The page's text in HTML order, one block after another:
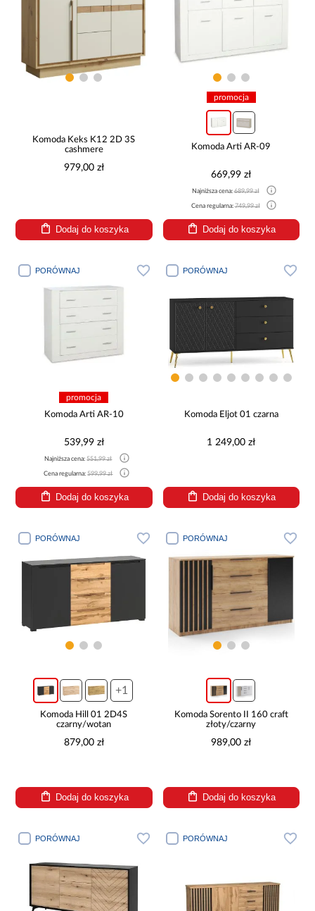
Komoda Keks K12 2D 3S
cashmere
979,00 zł
Dodaj do koszyka
promocja
Komoda Arti AR-09
669,99 zł
Najniższa cena:689,99 zł
Cena regularna:749,99 zł
Dodaj do koszyka
PORÓWNAJ
promocja
Komoda Arti AR-10
539,99 zł
Najniższa cena:551,99 zł
Cena regularna:599,99 zł
Dodaj do koszyka
PORÓWNAJ
Komoda Eljot 01 czarna
1 249,00 zł
Dodaj do koszyka
PORÓWNAJ
+1
Komoda Hill 01 2D4S
czarny/wotan
879,00 zł
Dodaj do koszyka
PORÓWNAJ
Komoda Sorento II 160 craft
złoty/czarny
989,00 zł
Dodaj do koszyka
PORÓWNAJ PORÓWNAJ